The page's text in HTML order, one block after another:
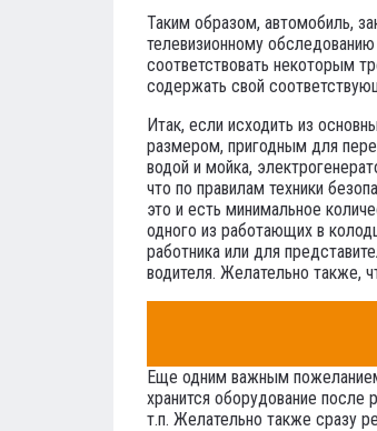
Таким образом, автомобиль,
телевизионному
соответствовать некоторым
содержать свой
Итак, если исходить из
размером, пригодным для
водой и мойка,
что по правилам техники
это и есть минимальное
одного из работающих в
работника или для
водителя. Желательно также,
Еще одним важным пожеланием
хранится оборудование после
т.п. Желательно также сразу